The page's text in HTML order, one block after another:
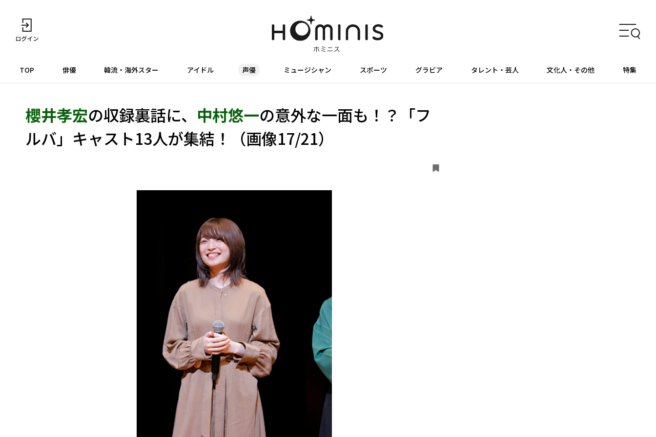
TOP 俳優 韓流・海外スター アイドル 声優 ミュージシャン スポーツ グラビア タレント・芸人 文化人・その他 特集
櫻井孝宏の収録裏話に、 中村悠一の意外な一面も！？「フ
ルバ」キャスト13人が集結！（画像17/21）